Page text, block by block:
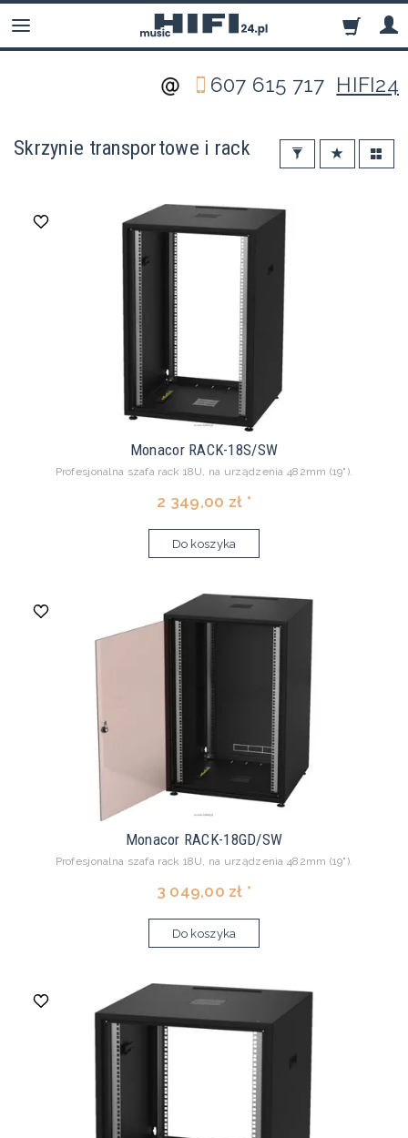
607 615 717 HIFI24
Skrzynie transportowe i rack
Monacor RACK-18S/SW
Profesjonalna szafa rack 18U, na urządzenia 482mm (19").
2 349,00 zł *
Do koszyka
Monacor RACK-18GD/SW
Profesjonalna szafa rack 18U, na urządzenia 482mm (19").
3 049,00 zł *
Do koszyka